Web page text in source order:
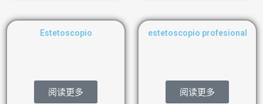
Estetoscopio
阅读更多
estetoscopio profesional
阅读更多